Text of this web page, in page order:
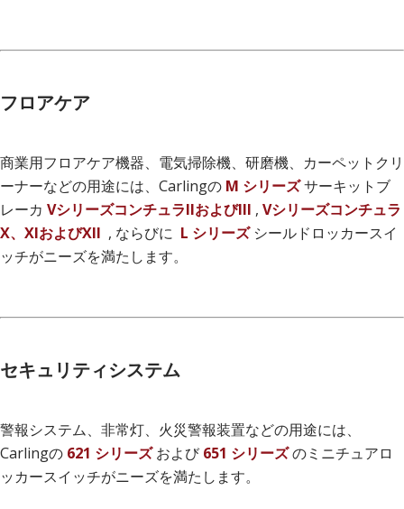
フロアケア
商業用フロアケア機器、電気掃除機、研磨機、カーペットクリ
ーナーなどの用途には、Carlingの M シリーズサーキットブ
レーカ VシリーズコンチュラIIおよびIII , Vシリーズコンチュラ
X、XIおよびXII , ならびに L シリーズ シールドロッカースイ
ッチがニーズを満たします。
セキュリティシステム
警報システム、非常灯、火災警報装置などの用途には、
Carlingの 621 シリーズおよび651 シリーズのミニチュアロ
ッカースイッチがニーズを満たします。